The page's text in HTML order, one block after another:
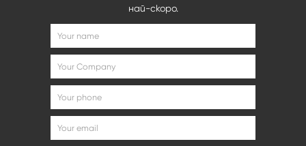
най-скоро.